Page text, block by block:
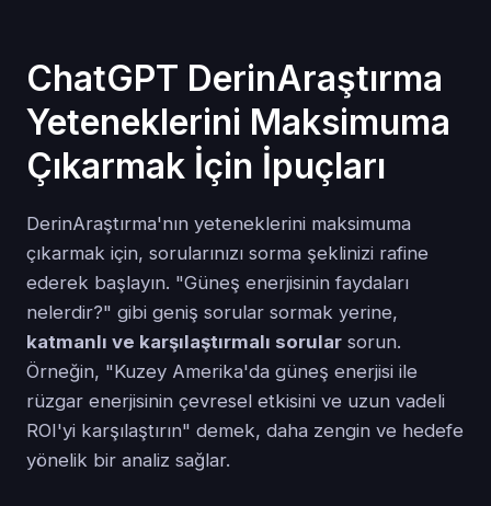
ChatGPT DerinAraştırma
Yeteneklerini Maksimuma
Çıkarmak İçin İpuçları
DerinAraştırma'nın yeteneklerini maksimuma
çıkarmak için, sorularınızı sorma şeklinizi rafine
ederek başlayın. "Güneş enerjisinin faydaları
nelerdir?" gibi geniş sorular sormak yerine,
katmanlı ve karşılaştırmalı sorular sorun.
Örneğin, "Kuzey Amerika'da güneş enerjisi ile
rüzgar enerjisinin çevresel etkisini ve uzun vadeli
ROI'yi karşılaştırın" demek, daha zengin ve hedefe
yönelik bir analiz sağlar.